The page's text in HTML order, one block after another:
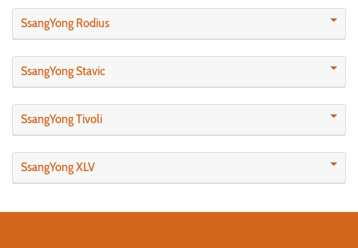
SsangYong Rodius
SsangYong Stavic
SsangYong Tivoli
SsangYong XLV